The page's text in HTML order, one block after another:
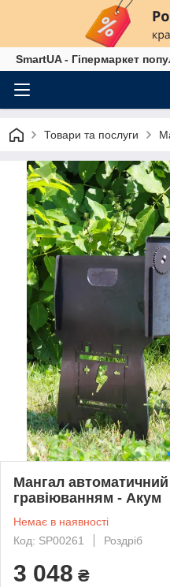
SmartUA - Гіпермаркет
Товари та послуги
Мангал
гравіюванням - Акум
Немає в наявності
Код: SP00261
Роздріб
3 048 ₴